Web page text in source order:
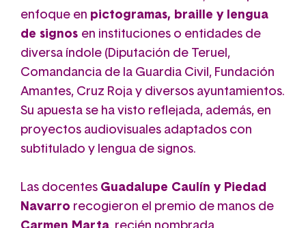
enfoque en pictogramas, braille y lengua
de signos en instituciones o entidades de
diversa índole (Diputación de Teruel,
Comandancia de la Guardia Civil, Fundación
Amantes, Cruz Roja y diversos ayuntamientos.
Su apuesta se ha visto reflejada, además, en
proyectos audiovisuales adaptados con
subtitulado y lengua de signos.
Las docentes Guadalupe Caulín y Piedad
Navarro recogieron el premio de manos de